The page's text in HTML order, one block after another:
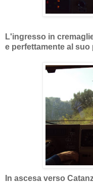
L'ingresso in
e perfettamente al suo
In ascesa verso